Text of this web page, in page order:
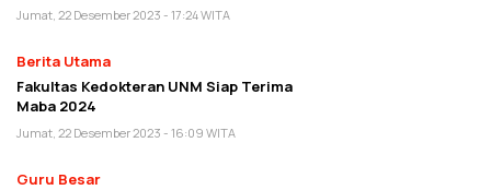
Jumat, 22 Desember 2023 - 17:24 WITA
Berita Utama
Fakultas Kedokteran UNM Siap Terima
Maba 2024
Jumat, 22 Desember 2023 - 16:09 WITA
Guru Besar